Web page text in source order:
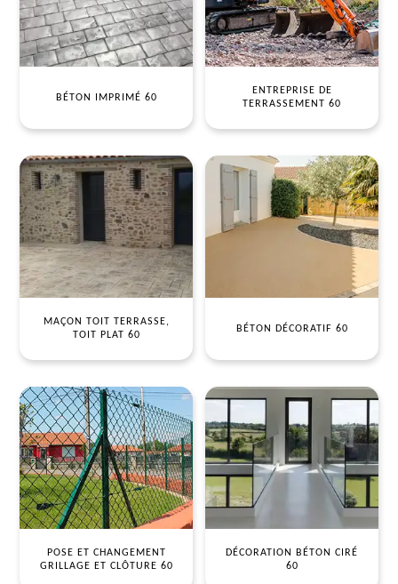
BÉTON IMPRIMÉ 60
ENTREPRISE DE
TERRASSEMENT 60
MAÇON TOIT TERRASSE,
TOIT PLAT 60
BÉTON DÉCORATIF 60
POSE ET CHANGEMENT
GRILLAGE ET CLÔTURE 60
DÉCORATION BÉTON CIRÉ
60